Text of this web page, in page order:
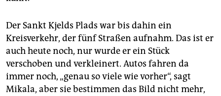
Der Sankt Kjelds Plads war bis dahin ein
Kreisverkehr, der fünf Straßen aufnahm. Das ist er
auch heute noch, nur wurde er ein Stück
verschoben und verkleinert. Autos fahren da
immer noch, „genau so viele wie vorher“, sagt
Mikala, aber sie bestimmen das Bild nicht mehr,